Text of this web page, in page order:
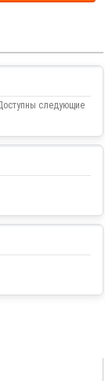
следующие